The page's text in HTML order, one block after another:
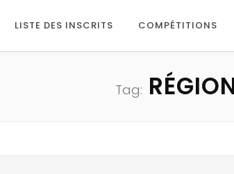
LISTE DES INSCRITS COMPÉTITIONS
Tag: